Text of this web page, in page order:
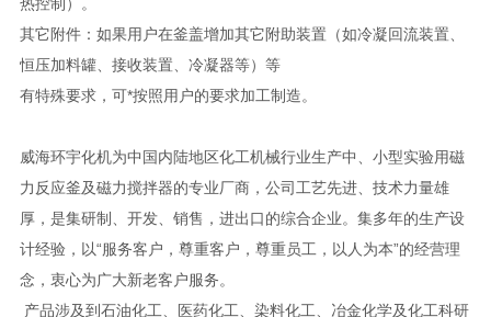
其它附件：如果用户在釜盖增加其它附助装置（如冷凝回流装置、
恒压加料罐、接收装置、冷凝器等）等
有特殊要求，可*按照用户的要求加工制造。
威海环宇化机为中国内陆地区化工机械行业生产中、小型实验用磁
力反应釜及磁力搅拌器的专业厂商，公司工艺先进、技术力量雄
厚，是集研制、开发、销售，进出口的综合企业。集多年的生产设
计经验，以“服务客户，尊重客户，尊重员工，以人为本”的经营理
念，衷心为广大新老客户服务。
产品涉及到石油化工、医药化工、染料化工、冶金化学及化工科研